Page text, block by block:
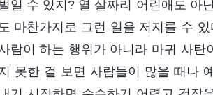
벌일 수 있지? 열 살짜리 어린애도 아
마찬가지로 그런 일을 저지를 수
람이 하는 행위가 아니라 마귀 사
못한 걸 보면 사람들이 많을 때나